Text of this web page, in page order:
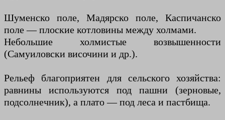
Шуменско поле, Мадярско поле, Каспичанско
поле — плоские котловины между холмами.
Небольшие холмистые возвышенности
(Самуиловски височини и др.).
Рельеф благоприятен для сельского хозяйства:
равнины используются под пашни (зерновые,
подсолнечник), а плато — под леса и пастбища.